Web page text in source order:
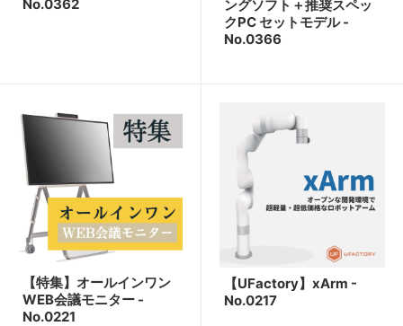
No.0362
ングソフト＋推奨スペッ
クPC セットモデル -
No.0366
【特集】オールインワン
WEB会議モニター -
No.0221
【UFactory】xArm -
No.0217